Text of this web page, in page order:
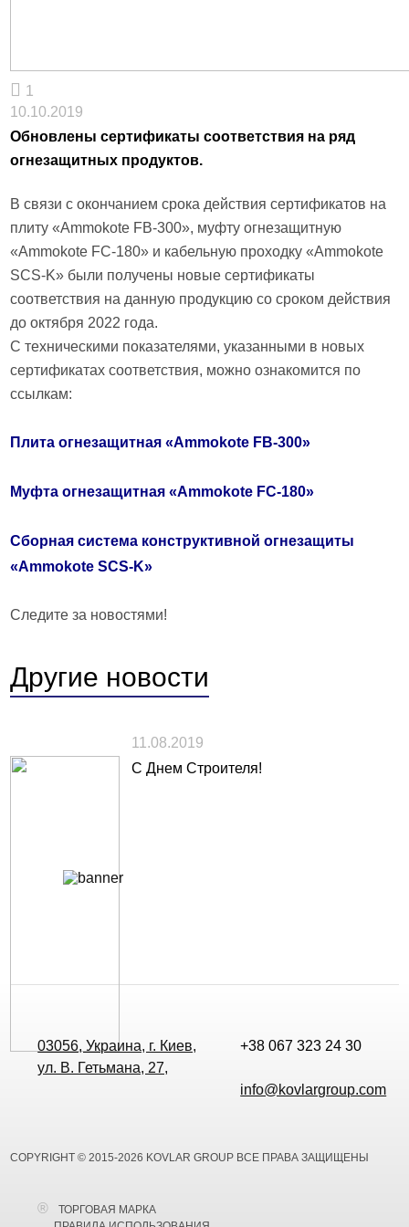
1
10.10.2019
Обновлены сертификаты соответствия на ряд
огнезащитных продуктов.
В связи с окончанием срока действия сертификатов на
плиту «Ammokote FВ-300», муфту огнезащитную
«Ammokote FC-180» и кабельную проходку «Ammokote
SCS-K» были получены новые сертификаты
соответствия на данную продукцию со сроком действия
до октября 2022 года.
С техническими показателями, указанными в новых
сертификатах соответствия, можно ознакомится по
ссылкам:
Плита огнезащитная «Ammokote FВ-300»
Муфта огнезащитная «Ammokote FC-180»
Сборная система конструктивной огнезащиты
«Ammokote SCS-K»
Следите за новостями!
Другие новости
11.08.2019
С Днем Строителя!
03056, Украина, г. Киев,
ул. В. Гетьмана, 27,
+38 067 323 24 30
info@kovlargroup.com
COPYRIGHT © 2015-2026 KOVLAR GROUP ВСЕ ПРАВА ЗАЩИЩЕНЫ
ТОРГОВАЯ МАРКА